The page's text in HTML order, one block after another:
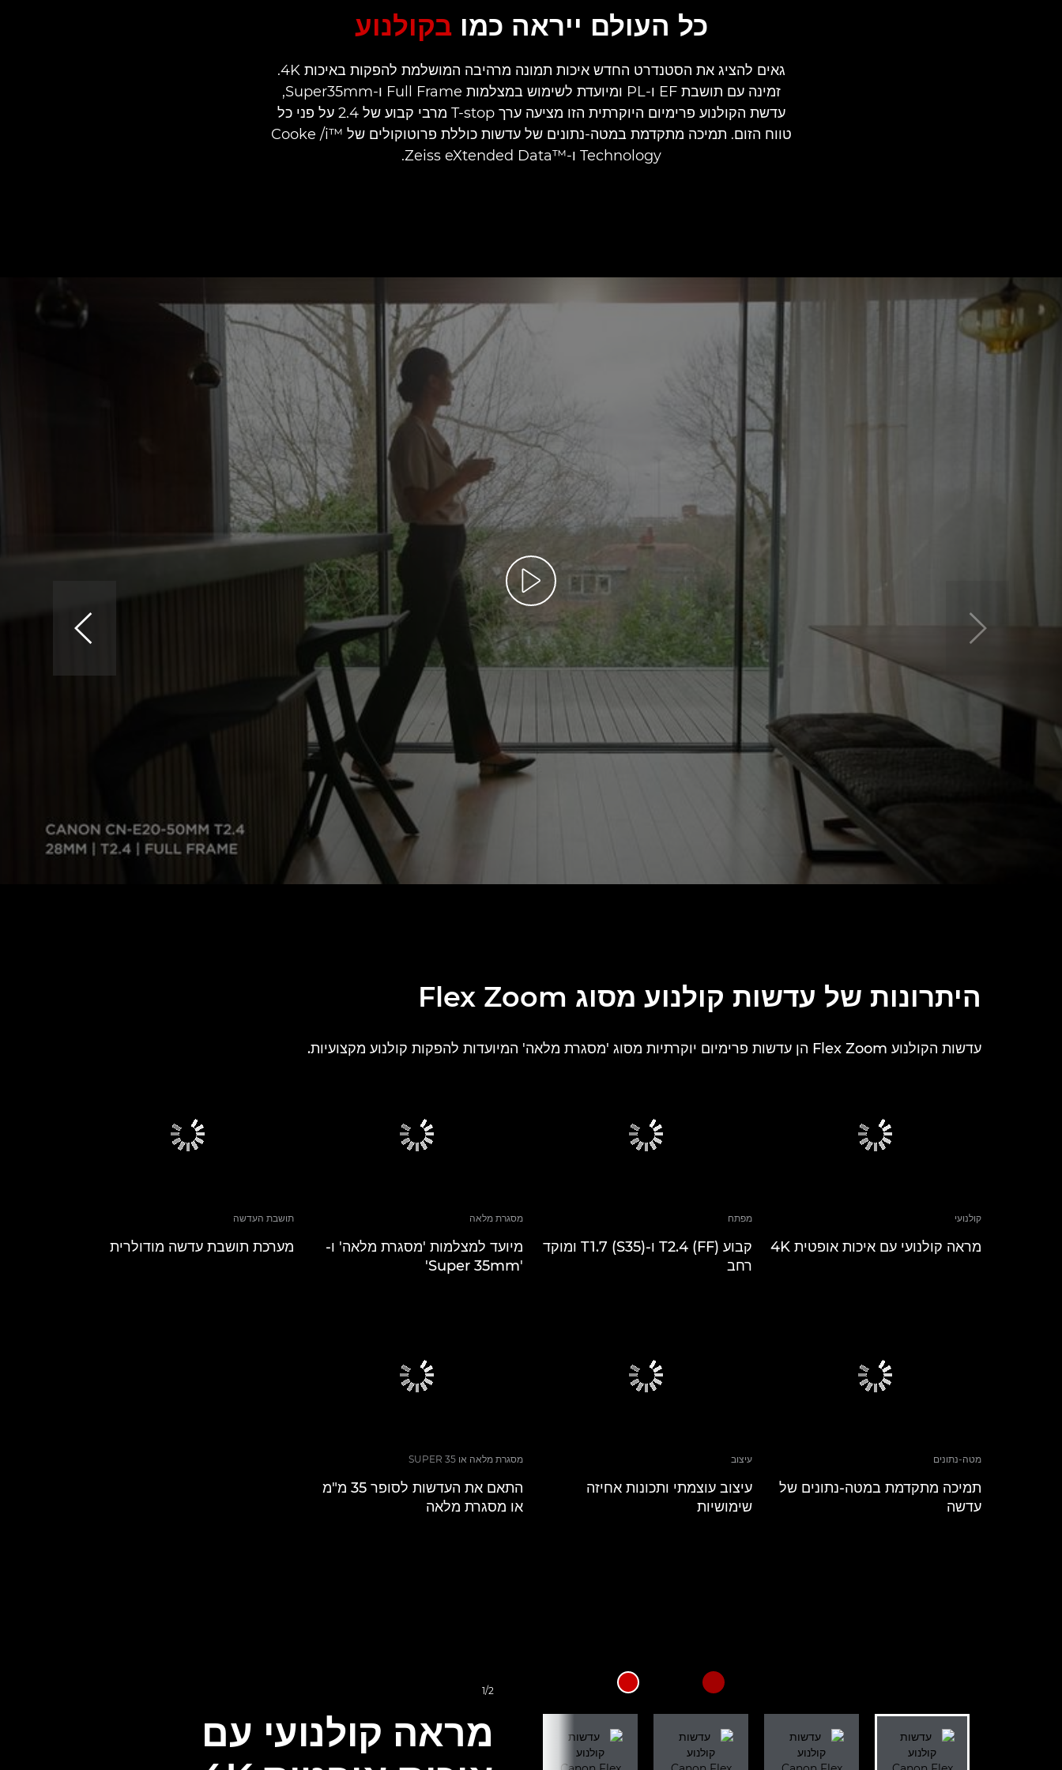
כל העולם ייראה כמובקולנוע
גאים להציג את הסטנדרט החדש איכות תמונה מרהיבה המושלמת להפקות באיכות 4K.
זמינה עם תושבת EF ו-PL ומיועדת לשימוש במצלמות Full Frame ו-Super35mm,
עדשת הקולנוע פרימיום היוקרתית הזו מציעה ערך T-stop מרבי קבוע של 2.4 על פני כל
טווח הזום. תמיכה מתקדמת במטה-נתונים של עדשות כוללת פרוטוקולים של ™Cooke /i
Technology ו-™Zeiss eXtended Data.
היתרונות של עדשות קולנוע מסוג Flex Zoom
עדשות הקולנוע Flex Zoom הן עדשות פרימיום יוקרתיות מסוג 'מסגרת מלאה' המיועדות להפקות קולנוע מקצועיות.
קולנועי
מראה קולנועי עם איכות אופטית 4K
מפתח
קבוע T2.4 (FF) ו-T1.7 (S35) ומוקד
רחב
מסגרת מלאה
מיועד למצלמות 'מסגרת מלאה' ו-
'Super 35mm'
תושבת העדשה
מערכת תושבת עדשה מודולרית
מטה-נתונים
תמיכה מתקדמת במטה-נתונים של
עדשה
עיצוב
עיצוב עוצמתי ותכונות אחיזה
שימושיות
מסגרת מלאה או SUPER 35
התאם את העדשות לסופר 35 מ"מ
או מסגרת מלאה
1/2
מראה קולנועי עם